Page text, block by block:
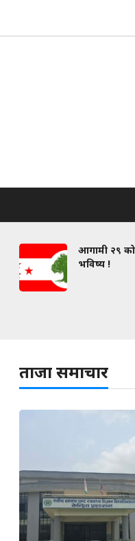
आगामी २९
भविष्य !
ताजा समाचार